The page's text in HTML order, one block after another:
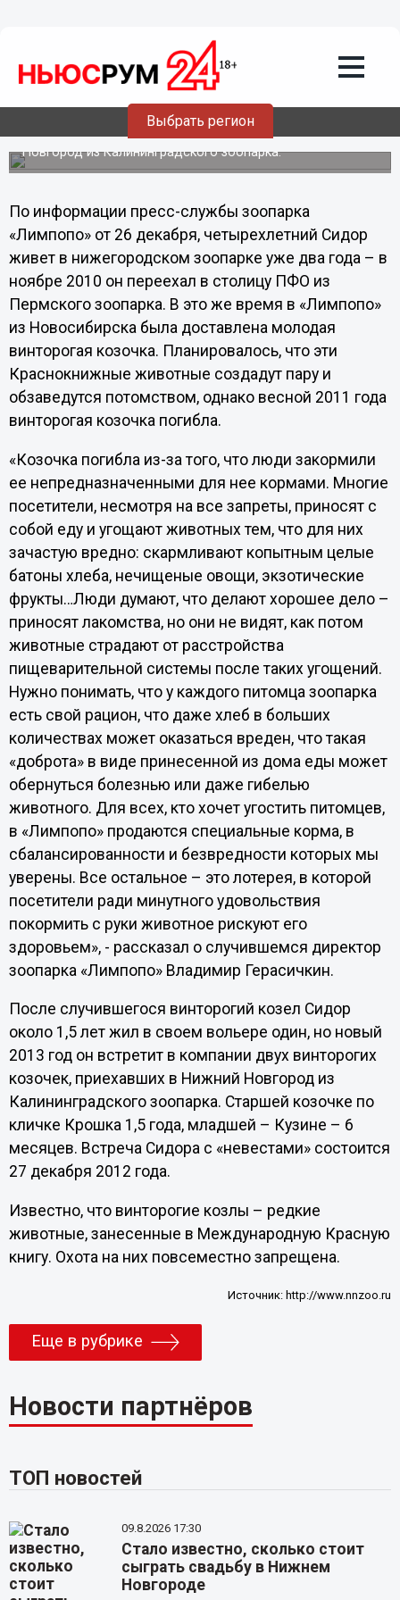
Выбрать регион
К винторогому козлу Сидору в
нижегородском зоопарке приехали
две «невесты»
Новогодний подарок в виде знакомства с двумя козами
получит накануне праздника винторогий козел из
зоопарка «Лимпопо». «Невесты» прибыли в Нижний
Новгород из Калининградского зоопарка.
По информации пресс-службы зоопарка
«Лимпопо» от 26 декабря, четырехлетний Сидор
живет в нижегородском зоопарке уже два года – в
ноябре 2010 он переехал в столицу ПФО из
Пермского зоопарка. В это же время в «Лимпопо»
из Новосибирска была доставлена молодая
винторогая козочка. Планировалось, что эти
Краснокнижные животные создадут пару и
обзаведутся потомством, однако весной 2011 года
винторогая козочка погибла.
«Козочка погибла из-за того, что люди закормили
ее непредназначенными для нее кормами. Многие
посетители, несмотря на все запреты, приносят с
собой еду и угощают животных тем, что для них
зачастую вредно: скармливают копытным целые
батоны хлеба, нечищеные овощи, экзотические
фрукты…Люди думают, что делают хорошее дело –
приносят лакомства, но они не видят, как потом
животные страдают от расстройства
пищеварительной системы после таких угощений.
Нужно понимать, что у каждого питомца зоопарка
есть свой рацион, что даже хлеб в больших
количествах может оказаться вреден, что такая
«доброта» в виде принесенной из дома еды может
обернуться болезнью или даже гибелью
животного. Для всех, кто хочет угостить питомцев,
в «Лимпопо» продаются специальные корма, в
сбалансированности и безвредности которых мы
уверены. Все остальное – это лотерея, в которой
посетители ради минутного удовольствия
покормить с руки животное рискуют его
здоровьем», - рассказал о случившемся директор
зоопарка «Лимпопо» Владимир Герасичкин.
После случившегося винторогий козел Сидор
около 1,5 лет жил в своем вольере один, но новый
2013 год он встретит в компании двух винторогих
козочек, приехавших в Нижний Новгород из
Калининградского зоопарка. Старшей козочке по
кличке Крошка 1,5 года, младшей – Кузине – 6
месяцев. Встреча Сидора с «невестами» состоится
27 декабря 2012 года.
Известно, что винторогие козлы – редкие
животные, занесенные в Международную Красную
книгу. Охота на них повсеместно запрещена.
Источник: http://www.nnzoo.ru
Еще в рубрике
Новости партнёров
ТОП новостей
09.8.2026 17:30
Стало известно, сколько стоит
сыграть свадьбу в Нижнем
Новгороде